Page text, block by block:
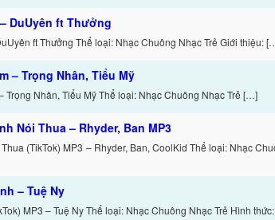
DuUyên ft Thưởng
ft Thưởng Thể loại: Nhạc Chuông Nhạc Trẻ Giới thiệu:
– Trọng Nhân, Tiểu Mỹ
Trọng Nhân, Tiểu Mỹ Thể loại: Nhạc Chuông Nhạc Trẻ […]
Nói Thua – Rhyder, Ban MP3
(TikTok) MP3 – Rhyder, Ban, CoolKid Thể loại: Nhạc
– Tuệ Ny
MP3 – Tuệ Ny Thể loại: Nhạc Chuông Nhạc Trẻ Hình